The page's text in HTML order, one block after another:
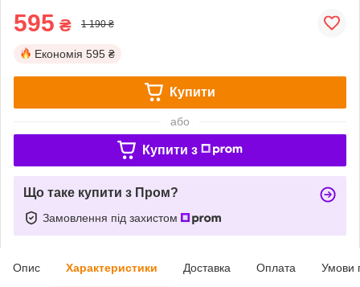
595 ₴ 1 190 ₴
Економія 595 ₴
Купити
або
Купити з
Що таке купити з Пром?
Замовлення під захистом
Опис Характеристики Доставка Оплата Умови